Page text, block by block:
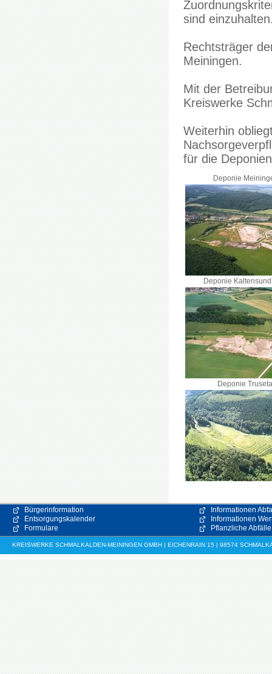
sind
Rechtsträger
Meiningen.
Mit der
Kreiswerke
Weiterhin
für die
Deponie
Deponie
Deponie
Bürgerinformation
Entsorgungskalender
Formulare
Informationen
Informationen
Pflanzliche Abfälle
KREISWERKE SCHMALKALDEN-MEININGEN GMBH | EICHENRAIN 15 | 98574